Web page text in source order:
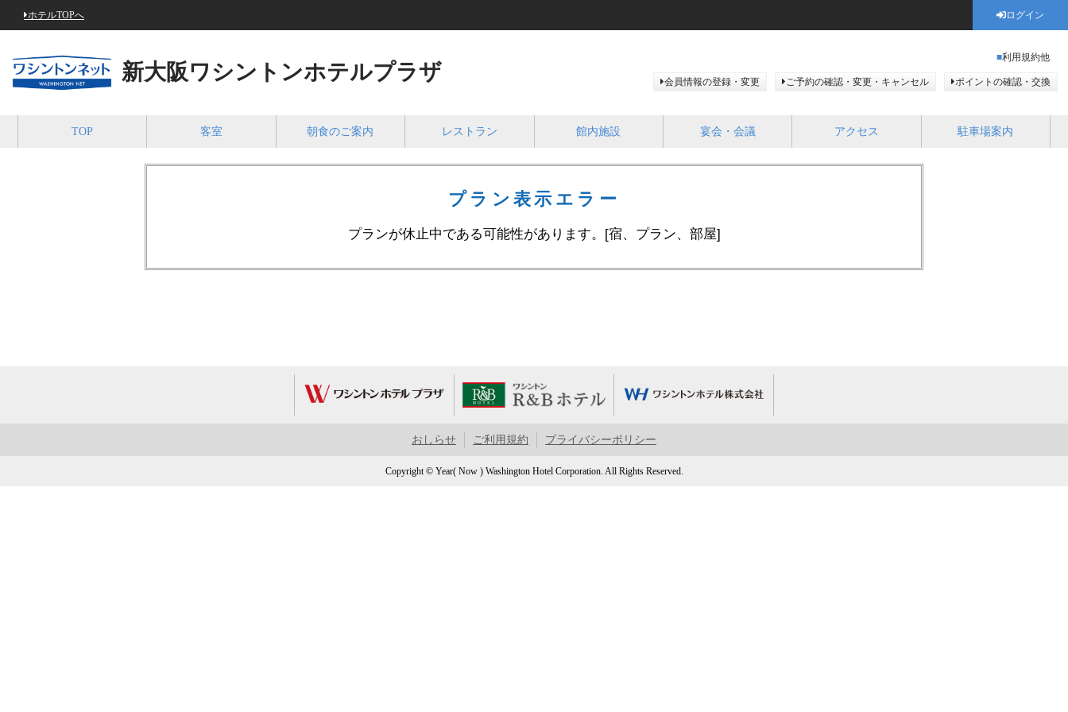
ホテルTOPへ ログイン
新大阪ワシントンホテルプラザ
利用規約他
会員情報の登録・変更 ご予約の確認・変更・キャンセル ポイントの確認・交換
TOP 客室 朝食のご案内 レストラン 館内施設 宴会・会議 アクセス 駐車場案内
プラン表示エラー
プランが休止中である可能性があります。[宿、プラン、部屋]
おしらせ ご利用規約 プライバシーポリシー
Copyright © Year( Now ) Washington Hotel Corporation. All Rights Reserved.